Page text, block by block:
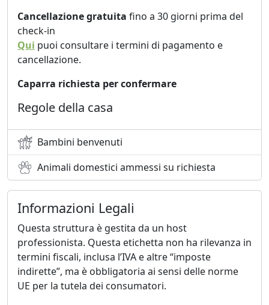
Cancellazione gratuita fino a 30 giorni prima del
check-in
Qui puoi consultare i termini di pagamento e
cancellazione.
Caparra richiesta per confermare
Regole della casa
Bambini benvenuti
Animali domestici ammessi su richiesta
Informazioni Legali
Questa struttura è gestita da un host
professionista. Questa etichetta non ha rilevanza in
termini fiscali, inclusa l’IVA e altre “imposte
indirette”, ma è obbligatoria ai sensi delle norme
UE per la tutela dei consumatori.